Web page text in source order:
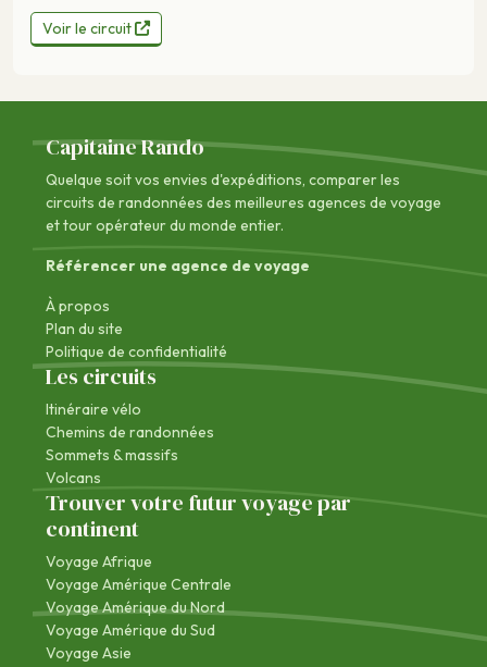
Voir le circuit
Capitaine Rando
Quelque soit vos envies d'expéditions, comparer les
circuits de randonnées des meilleures agences de voyage
et tour opérateur du monde entier.
Référencer une agence de voyage
À propos
Plan du site
Politique de confidentialité
Les circuits
Itinéraire vélo
Chemins de randonnées
Sommets & massifs
Volcans
Trouver votre futur voyage par
continent
Voyage Afrique
Voyage Amérique Centrale
Voyage Amérique du Nord
Voyage Amérique du Sud
Voyage Asie